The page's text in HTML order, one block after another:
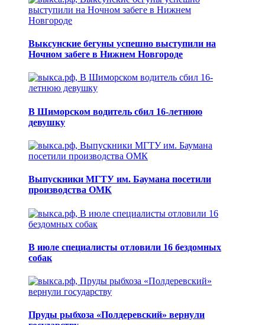
Выксунские бегуны успешно выступили на
Ночном забеге в Нижнем Новгороде
В Шиморском водитель сбил 16-летнюю
девушку
Выпускники МГТУ им. Баумана посетили
производства ОМК
В июле специалисты отловили 16 бездомных
собак
Пруды рыбхоза «Полдеревский» вернули